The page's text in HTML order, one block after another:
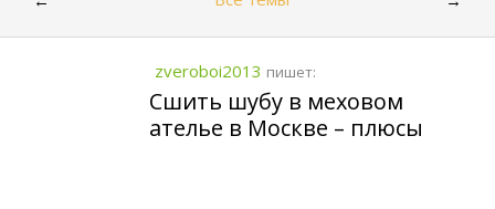
zveroboi2013 пишет:
Сшить шубу в меховом
ателье в Москве – плюсы